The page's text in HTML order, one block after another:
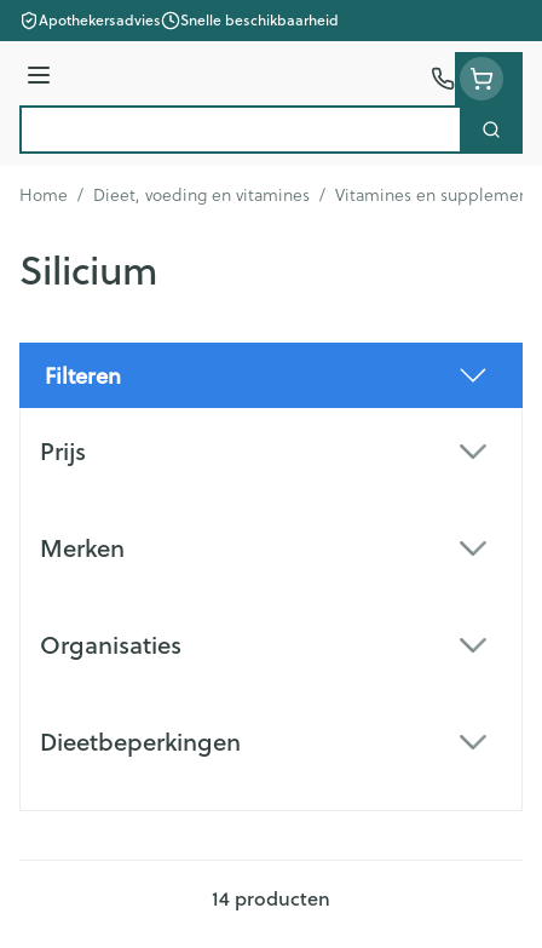
Ga naar de inhoud
Apothekersadvies Snelle beschikbaarheid
Menu
Zoek
Home / Dieet, voeding en vitamines / Vitamines en
Silicium
Filteren
Prijs
Merken
Organisaties
Dieetbeperkingen
14 producten